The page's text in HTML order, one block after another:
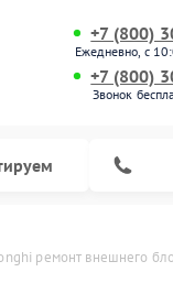
+7 (800)
Ежедневно, с
+7 (800)
Звонок
ремонт внешнего